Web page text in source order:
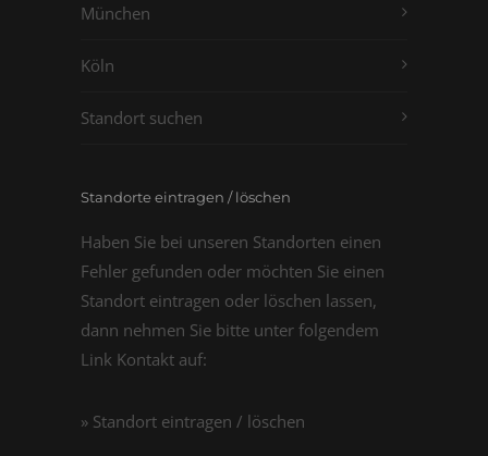
München
Köln
Standort suchen
Standorte eintragen / löschen
Haben Sie bei unseren Standorten einen
Fehler gefunden oder möchten Sie einen
Standort eintragen oder löschen lassen,
dann nehmen Sie bitte unter folgendem
Link Kontakt auf:
» Standort eintragen / löschen